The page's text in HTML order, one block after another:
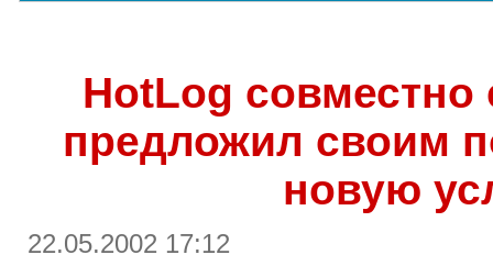
HotLog совместно
предложил своим
новую
22.05.2002 17:12